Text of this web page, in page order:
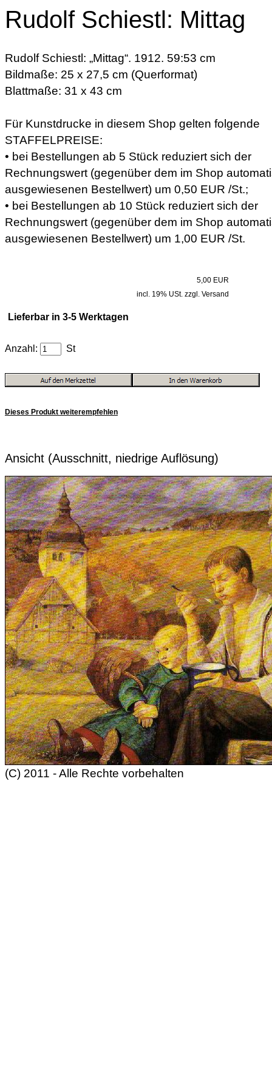
Rudolf Schiestl: Mittag
Rudolf Schiestl: „Mittag“. 1912. 59:53 cm
Bildmaße: 25 x 27,5 cm (Querformat)
Blattmaße: 31 x 43 cm
Für Kunstdrucke in diesem Shop gelten folgende
STAFFELPREISE:
• bei Bestellungen ab 5 Stück reduziert sich der
Rechnungswert (gegenüber dem im Shop
ausgewiesenen Bestellwert) um 0,50 EUR /St.;
• bei Bestellungen ab 10 Stück reduziert sich der
Rechnungswert (gegenüber dem im Shop
ausgewiesenen Bestellwert) um 1,00 EUR /St.
5,00 EUR
incl. 19% USt. zzgl. Versand
Lieferbar in 3-5 Werktagen
Anzahl: St
Dieses Produkt weiterempfehlen
Ansicht (Ausschnitt, niedrige Auflösung)
(C) 2011 - Alle Rechte vorbehalten